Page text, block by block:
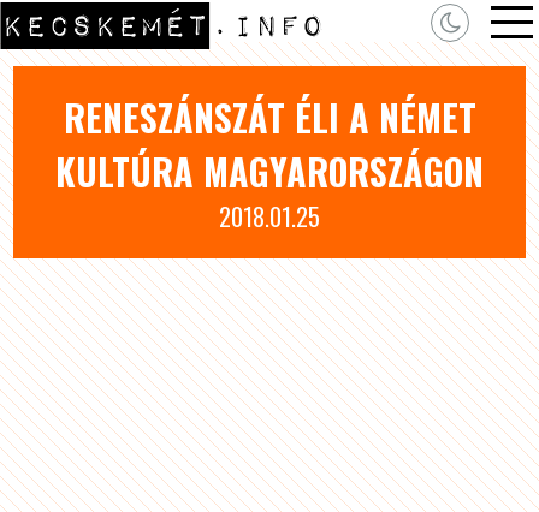
RENESZÁNSZÁT ÉLI A NÉMET
KULTÚRA MAGYARORSZÁGON
2018.01.25